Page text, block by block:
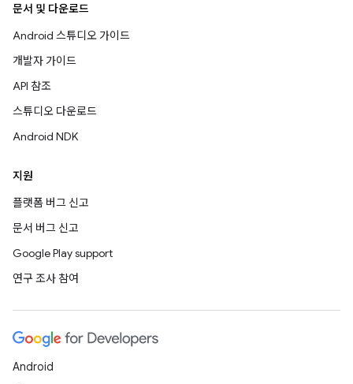
문서 및 다운로드
Android 스튜디오 가이드
개발자 가이드
API 참조
스튜디오 다운로드
Android NDK
지원
플랫폼 버그 신고
문서 버그 신고
Google Play support
연구 조사 참여
Android